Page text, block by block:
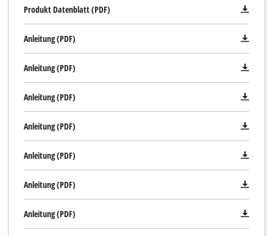
to the list of technologies used.
Produkt Datenblatt (PDF)
Anleitung (PDF)
Anleitung (PDF)
Anleitung (PDF)
Anleitung (PDF)
Anleitung (PDF)
Anleitung (PDF)
Anleitung (PDF)